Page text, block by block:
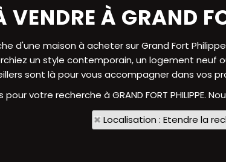
À GRAND
d'une maison à acheter sur Grand Fort
un style contemporain, un logement
sont là pour vous accompagner dans vos
votre recherche à GRAND FORT PHILIPPE.
Localisation : Etendre la